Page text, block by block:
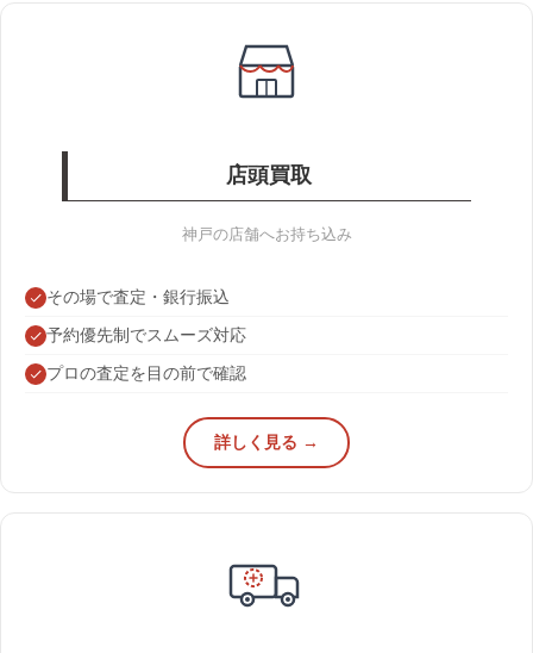
店頭買取
神戸の店舗へお持ち込み
その場で査定・銀行振込
予約優先制でスムーズ対応
プロの査定を目の前で確認
詳しく見る →